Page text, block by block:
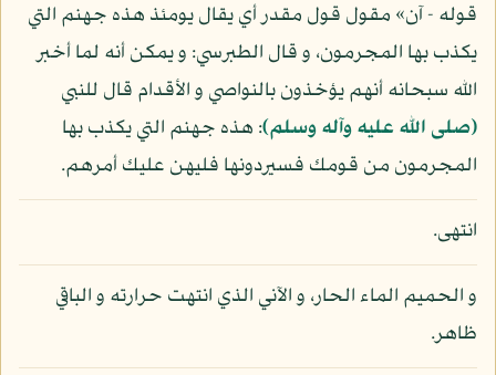
قوله - آن» مقول قول مقدر أي يقال يومئذ هذه جهنم التي
يكذب بها المجرمون، و قال الطبرسي: و يمكن أنه لما أخبر
الله سبحانه أنهم يؤخذون بالنواصي و الأقدام قال للنبي
(صلى الله عليه وآله وسلم): هذه جهنم التي يكذب بها
المجرمون من قومك فسيردونها فليهن عليك أمرهم.
انتهى.
و الحميم الماء الحار، و الآني الذي انتهت حرارته و الباقي
ظاهر.